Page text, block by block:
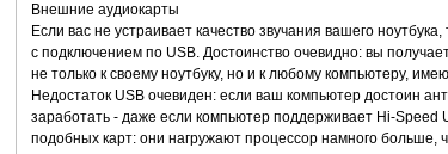
Внешние аудиокарты
Если вас не устраивает качество звучания вашего
с подключением по USB. Достоинство очевидно: вы
не только к своему ноутбуку, но и к любому компьютеру,
Недостаток USB очевиден: если ваш компьютер достоин
заработать - даже если компьютер поддерживает Hi-Speed
подобных карт: они нагружают процессор намного больше,